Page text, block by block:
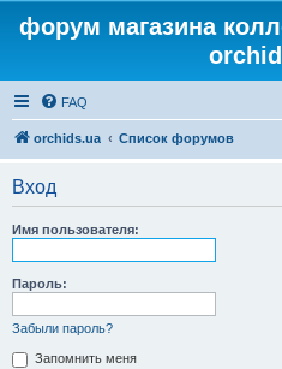
форум магазина
FAQ
orchids.ua Список форумов
Вход
Имя пользователя:
Пароль:
Забыли пароль?
Запомнить меня